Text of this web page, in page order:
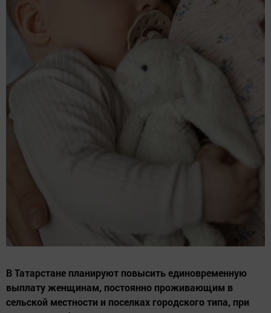
В Татарстане планируют повысить единовременную
выплату женщинам, постоянно проживающим в
сельской местности и поселках городского типа, при